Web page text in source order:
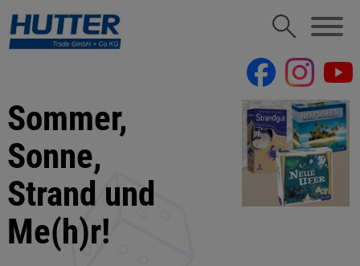
Sommer,
Sonne,
Strand und
Me(h)r!